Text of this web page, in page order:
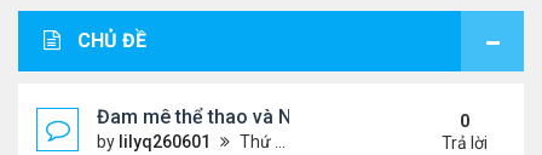
CHỦ ĐỀ
Đam mê thể thao và Ngôn ngữ thiết kế: Góc nhìn
by lilyq260601 Thứ 4 Tháng 7 22, 2026 7:13 pm
0
Trả lời